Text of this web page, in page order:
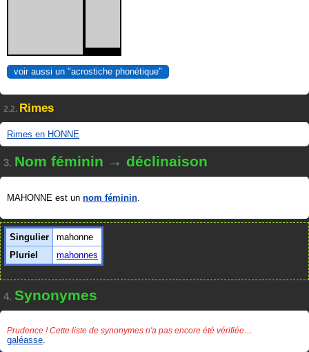
voir aussi un "acrostiche phonétique"
2.2. Rimes
Rimes en HONNE
3. Nom féminin → déclinaison
MAHONNE est un nom féminin.
Singulier
mahonne
Pluriel
mahonnes
4. Synonymes
Prudence ! Cette liste de synonymes n'a pas encore été vérifiée…
galéasse